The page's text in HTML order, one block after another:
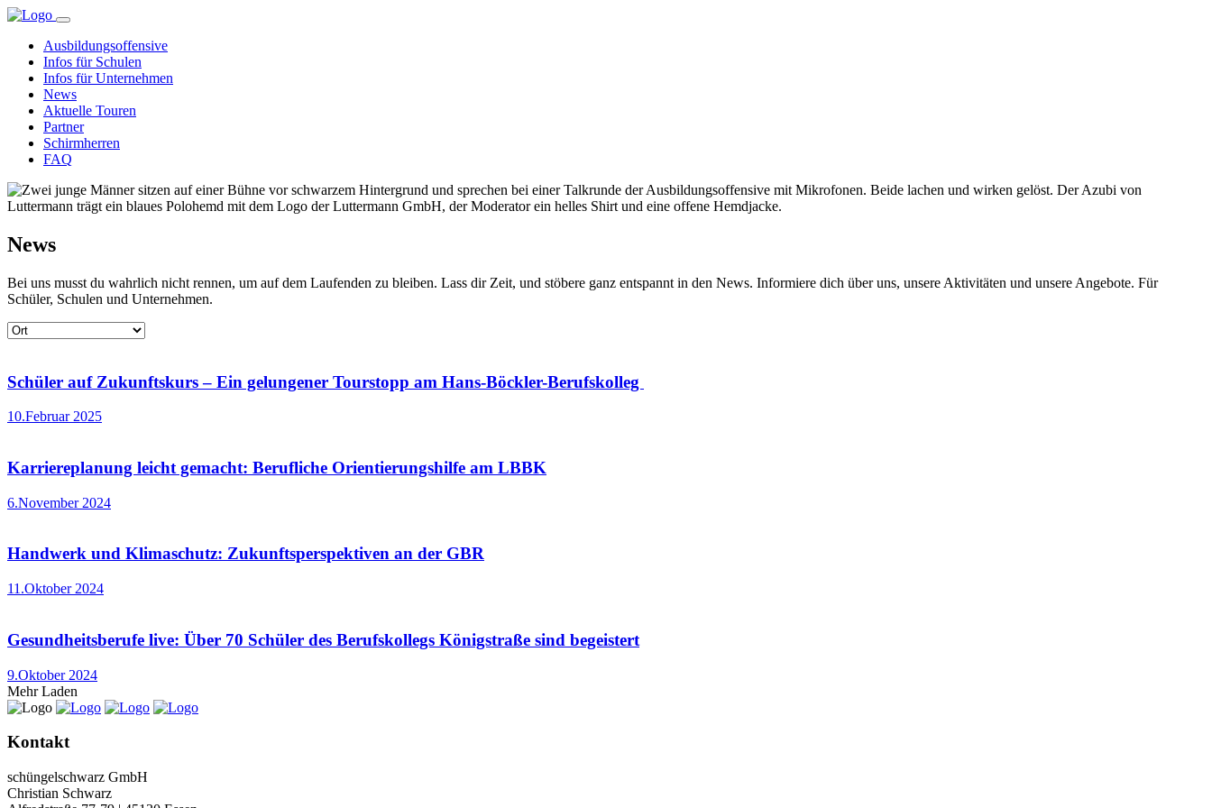
Ausbildungsoffensive
Infos für Schulen
Infos für Unternehmen
News
Aktuelle Touren
Partner
Schirmherren
FAQ
News
Bei uns musst du wahrlich nicht rennen, um auf dem Laufenden zu bleiben. Lass dir Zeit, und stöbere ganz entspannt in den News. Informiere dich über uns, unsere Aktivitäten und unsere Angebote. Für
Schüler, Schulen und Unternehmen.
Schüler auf Zukunftskurs – Ein gelungener Tourstopp am Hans-Böckler-Berufskolleg
10.Februar 2025
Karriereplanung leicht gemacht: Berufliche Orientierungshilfe am LBBK
6.November 2024
Handwerk und Klimaschutz: Zukunftsperspektiven an der GBR
11.Oktober 2024
Gesundheitsberufe live: Über 70 Schüler des Berufskollegs Königstraße sind begeistert
9.Oktober 2024
Mehr Laden
Kontakt
schüngelschwarz GmbH
Christian Schwarz